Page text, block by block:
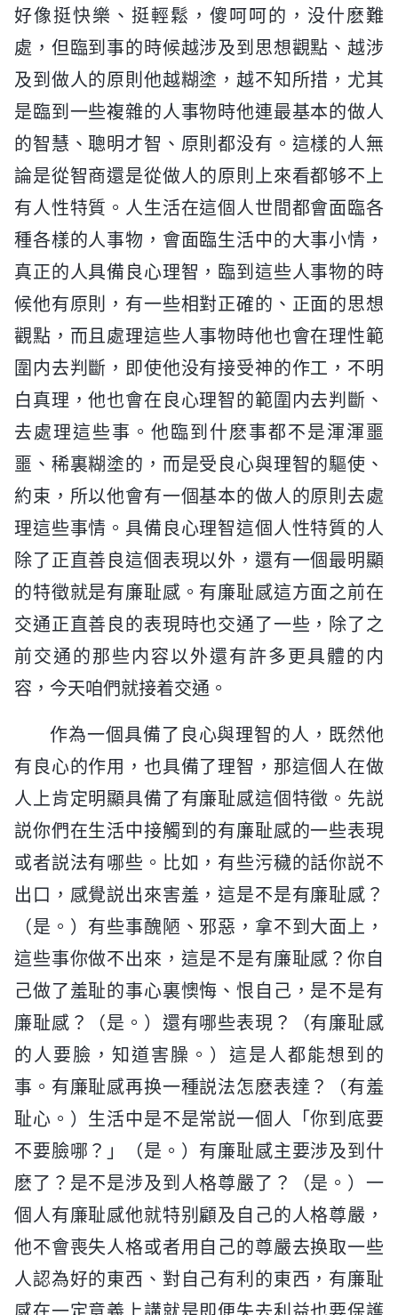
好像挺快樂、挺輕鬆，傻呵呵的，没什麽難
處，但臨到事的時候越涉及到思想觀點、越涉
及到做人的原則他越糊塗，越不知所措，尤其
是臨到一些複雜的人事物時他連最基本的做人
的智慧、聰明才智、原則都没有。這樣的人無
論是從智商還是從做人的原則上來看都够不上
有人性特質。人生活在這個人世間都會面臨各
種各樣的人事物，會面臨生活中的大事小情，
真正的人具備良心理智，臨到這些人事物的時
候他有原則，有一些相對正確的、正面的思想
觀點，而且處理這些人事物時他也會在理性範
圍内去判斷，即使他没有接受神的作工，不明
白真理，他也會在良心理智的範圍内去判斷、
去處理這些事。他臨到什麽事都不是渾渾噩
噩、稀裏糊塗的，而是受良心與理智的驅使、
約束，所以他會有一個基本的做人的原則去處
理這些事情。具備良心理智這個人性特質的人
除了正直善良這個表現以外，還有一個最明顯
的特徵就是有廉耻感。有廉耻感這方面之前在
交通正直善良的表現時也交通了一些，除了之
前交通的那些内容以外還有許多更具體的内
容，今天咱們就接着交通。
作為一個具備了良心與理智的人，既然他
有良心的作用，也具備了理智，那這個人在做
人上肯定明顯具備了有廉耻感這個特徵。先説
説你們在生活中接觸到的有廉耻感的一些表現
或者説法有哪些。比如，有些污穢的話你説不
出口，感覺説出來害羞，這是不是有廉耻感？
（是。）有些事醜陋、邪惡，拿不到大面上，
這些事你做不出來，這是不是有廉耻感？你自
己做了羞耻的事心裏懊悔、恨自己，是不是有
廉耻感？（是。）還有哪些表現？（有廉耻感
的人要臉，知道害臊。）這是人都能想到的
事。有廉耻感再换一種説法怎麽表達？（有羞
耻心。）生活中是不是常説一個人「你到底要
不要臉哪？」（是。）有廉耻感主要涉及到什
麽了？是不是涉及到人格尊嚴了？（是。）一
個人有廉耻感他就特别顧及自己的人格尊嚴，
他不會喪失人格或者用自己的尊嚴去换取一些
人認為好的東西、對自己有利的東西，有廉耻